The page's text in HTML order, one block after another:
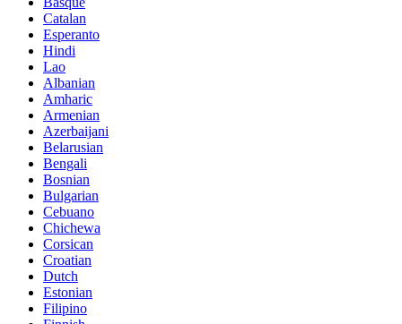
Catalan
Esperanto
Hindi
Lao
Albanian
Amharic
Armenian
Azerbaijani
Belarusian
Bengali
Bosnian
Bulgarian
Cebuano
Chichewa
Corsican
Croatian
Dutch
Estonian
Filipino